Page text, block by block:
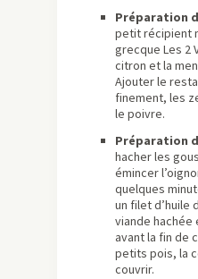
Préparation
petit récipient
grecque Les 2
citron et la
Ajouter le
finement, les
le poivre.
Préparation
hacher les
émincer
quelques
un filet d’huile
viande hachée
avant la fin de
petits pois, la
couvrir.